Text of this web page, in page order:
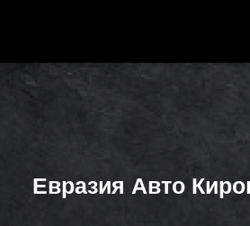
Евразия Авто